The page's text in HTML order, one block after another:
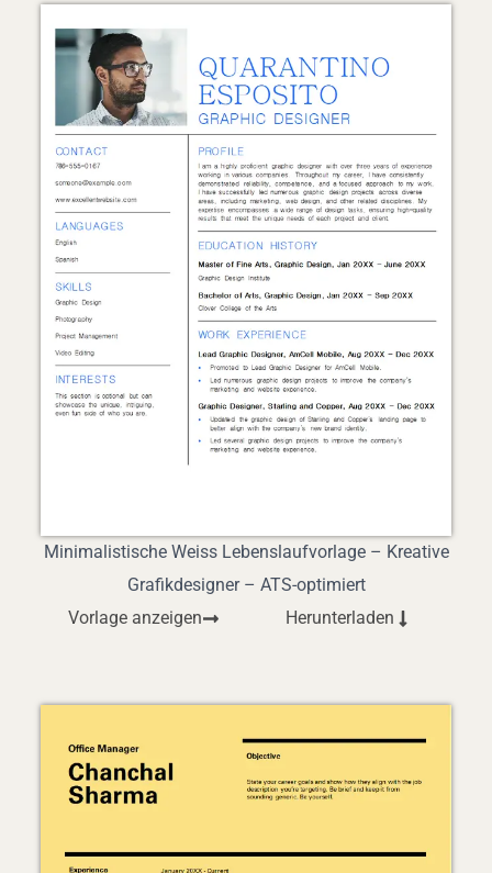
Minimalistische Weiss Lebenslaufvorlage – Kreative
Grafikdesigner – ATS-optimiert
Vorlage anzeigen
Herunterladen